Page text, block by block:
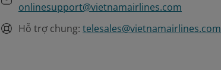
onlinesupport@vietnamairlines.com
Hỗ trợ chung: telesales@vietnamairlines.com